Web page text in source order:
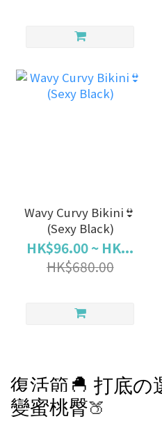
Wavy Curvy Bikini👙
(Sexy Black)
HK$96.00 ~ HK...
HK$680.00
復活節🐣 打底の
變蜜桃臀🍑